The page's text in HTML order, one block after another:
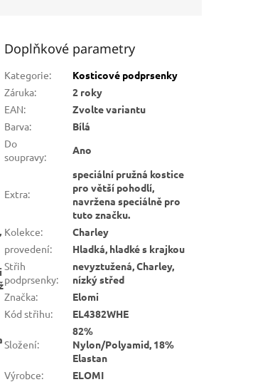
Doplňkové parametry
Kategorie:
Kosticové podprsenky
Záruka:
2 roky
EAN:
Zvolte variantu
Barva:
Bílá
Do
soupravy:
Ano
Extra:
speciální pružná kostice
pro větší pohodlí,
navržena speciálně pro
tuto značku.
Kolekce:
Charley
provedení:
Hladká, hladké s krajkou
Střih
podprsenky:
nevyztužená, Charley,
nízký střed
Značka:
Elomi
Kód střihu: EL4382WHE
Složení:
82%
Nylon/Polyamid, 18%
Elastan
Výrobce: ELOMI